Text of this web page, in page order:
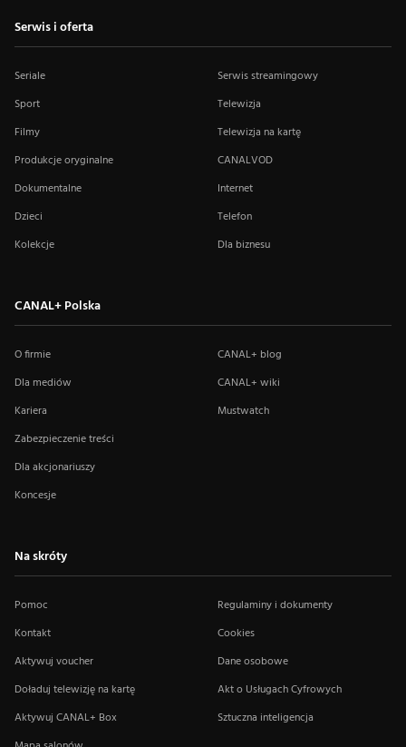
Serwis i oferta
Seriale
Sport
Filmy
Produkcje oryginalne
Dokumentalne
Dzieci
Kolekcje
Serwis streamingowy
Telewizja
Telewizja na kartę
CANALVOD
Internet
Telefon
Dla biznesu
CANAL+ Polska
O firmie
Dla mediów
Kariera
Zabezpieczenie treści
Dla akcjonariuszy
Koncesje
CANAL+ blog
CANAL+ wiki
Mustwatch
Na skróty
Pomoc
Kontakt
Aktywuj voucher
Doładuj telewizję na kartę
Aktywuj CANAL+ Box
Regulaminy i dokumenty
Cookies
Dane osobowe
Akt o Usługach Cyfrowych
Sztuczna inteligencja